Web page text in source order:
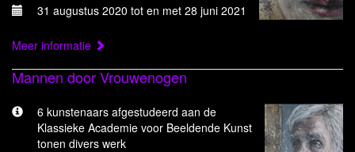
31 augustus 2020 tot en met 28 juni 2021
Meer informatie
Mannen door Vrouwenogen
6 kunstenaars afgestudeerd aan de
Klassieke Academie voor Beeldende Kunst
tonen divers werk